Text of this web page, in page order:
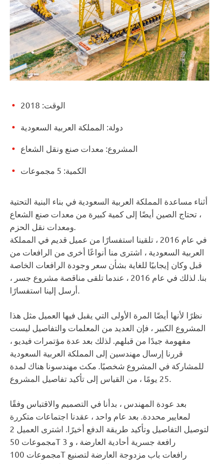
الوقت: 2018
دولة: المملكة العربية السعودية
المشروع: معدات صنع ونقل الشعاع
الكمية: 5 مجموعات
أثناء مساعدة المملكة العربية السعودية في بناء البنية التحتية
، تحتاج الصين أيضًا إلى كمية كبيرة من معدات صنع الشعاع
ومعدات نقل الحزم.
في عام 2016 ، تلقينا استفسارًا من عميل قديم في المملكة
العربية السعودية ، اشترى منا أنواعًا أخرى من الرافعات من
قبل وكان إيجابيًا للغاية بشأن سعر وجودة الرافعات الخاصة
بنا. لذلك في عام 2016 ، عندما تلقى مناقصة مشروع جسر ،
أرسل إلينا استفسارًا.
نظرًا لأنها أيضًا المرة الأولى التي يقبل فيها العميل مثل هذا
المشروع الكبير ، فإن العديد من المعلمات والتفاصيل ليست
مفهومة جيدًا من قبلهم. لذلك بعد عدة مؤتمرات فيديو ،
قررنا إرسال مهندسين إلى المملكة العربية السعودية
للمشاركة في المشروع شخصيًا. مكث مهندسونا هناك لمدة
بعد عودة المهندس ، بدأنا في التصميم والاقتباس وفقًا
لمعايير محددة. بعد عام واحد ، عقدنا اجتماعات متكررة
لتوصيل التفاصيل وتأكيد طريقة الدفع أخيرًا. اشترى العميل 2
مجموعات 50T رافعة جسرية أحادية العارضة ، و 3
مجموعات 100T رافعات باب مزدوجة العارضة لتصنيع